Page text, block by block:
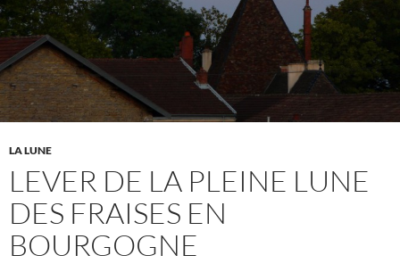
LA LUNE
LEVER DE LA PLEINE LUNE
DES FRAISES EN
BOURGOGNE